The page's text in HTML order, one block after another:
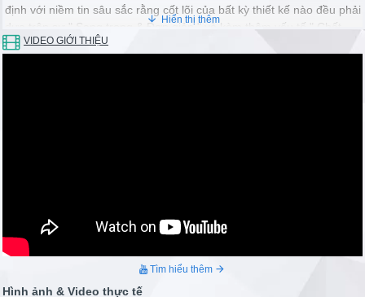
định với niềm tin sâu sắc rằng cốt lõi của bất kỳ thiết kế nào đều phải
dựa trên sự " Sang trọng & Đơn giản " và kèm thêm yếu tố " Chất
lượng & Hoạt động Ổn định "
VIDEO GIỚI THIỆU
Tìm hiểu thêm
Hình ảnh & Video thực tế